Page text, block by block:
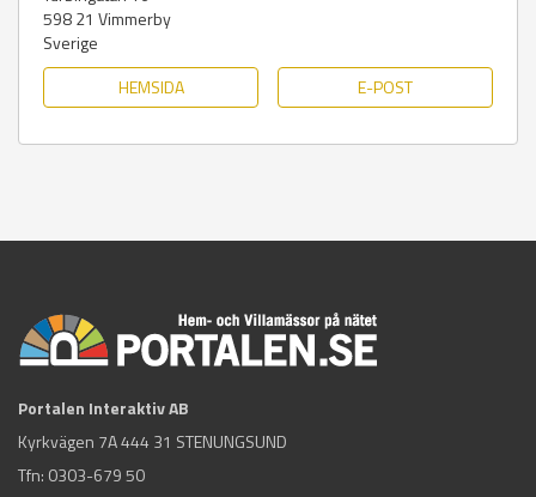
598 21 Vimmerby
Sverige
HEMSIDA
E-POST
Portalen Interaktiv AB
Kyrkvägen 7A 444 31 STENUNGSUND
Tfn: 0303-679 50